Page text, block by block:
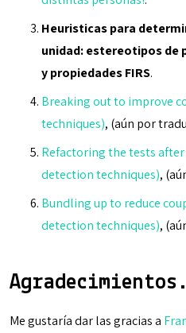
Heuristicas para
unidad: estereotipos de
y propiedades FIRS.
Breaking out to improve
techniques), (aún por
Refactoring the tests after
detection techniques),
Bundling up to reduce
detection techniques),
Agradecimientos.
Me gustaría dar las gracias a